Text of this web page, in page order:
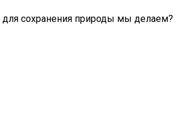
для сохранения природы мы делаем?